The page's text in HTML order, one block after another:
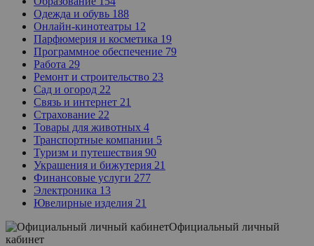
Одежда и обувь 188
Онлайн-кинотеатры 12
Парфюмерия и косметика 19
Программное обеспечение 79
Работа 29
Ремонт и строительство 23
Сад и огород 22
Связь и интернет 21
Страхование 22
Товары для животных 4
Транспортные компании 5
Туризм и путешествия 90
Украшения и бижутерия 21
Финансовые услуги 277
Электроника 13
Ювелирные изделия 21
Официальный личный
кабинет